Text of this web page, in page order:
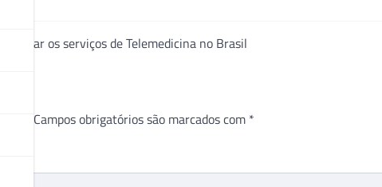
os serviços de Telemedicina no Brasil
Campos obrigatórios são marcados com *